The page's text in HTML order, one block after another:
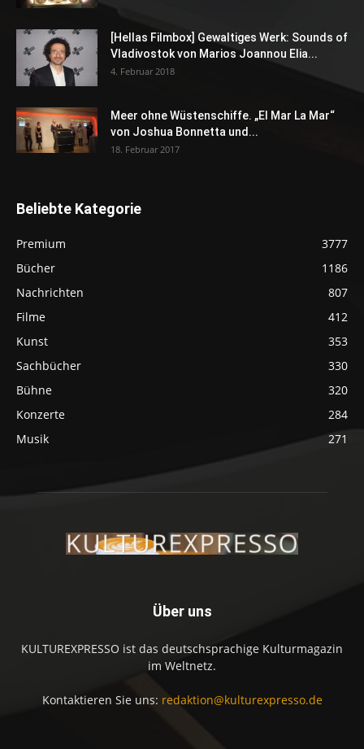
[Hellas Filmbox] Gewaltiges Werk: Sounds of
Vladivostok von Marios Joannou Elia...
4. Februar 2018
Meer ohne Wüstenschiffe. „El Mar La Mar“
von Joshua Bonnetta und...
18. Februar 2017
Beliebte Kategorie
Premium
3777
Bücher
1186
Nachrichten
807
Filme
412
Kunst
353
Sachbücher
330
Bühne
320
Konzerte
284
Musik
271
Über uns
KULTUREXPRESSO ist das deutschsprachige Kulturmagazin
im Weltnetz.
Kontaktieren Sie uns: redaktion@kulturexpresso.de